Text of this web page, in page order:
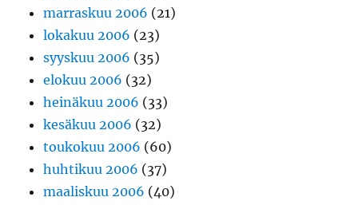
marraskuu 2006 (21)
lokakuu 2006 (23)
syyskuu 2006 (35)
elokuu 2006 (32)
heinäkuu 2006 (33)
kesäkuu 2006 (32)
toukokuu 2006 (60)
huhtikuu 2006 (37)
maaliskuu 2006 (40)